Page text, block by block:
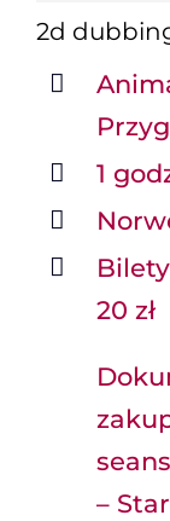
2d
1
20 zł
–